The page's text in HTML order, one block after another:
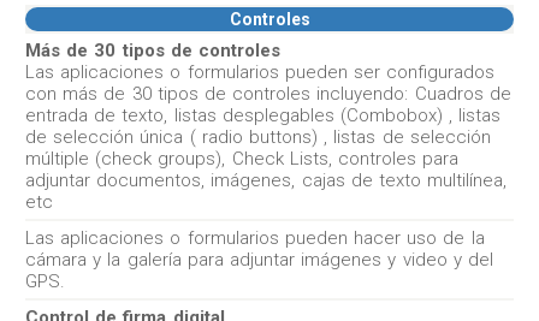
Controles
Más de 30 tipos de controles
Las aplicaciones o formularios pueden ser configurados
con más de 30 tipos de controles incluyendo: Cuadros de
entrada de texto, listas desplegables (Combobox) , listas
de selección única ( radio buttons) , listas de selección
múltiple (check groups), Check Lists, controles para
adjuntar documentos, imágenes, cajas de texto multilínea,
etc
Las aplicaciones o formularios pueden hacer uso de la
cámara y la galería para adjuntar imágenes y video y del
GPS.